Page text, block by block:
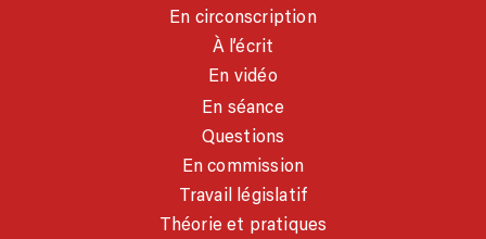
En circonscription
À l’écrit
En vidéo
En séance
Questions
En commission
Travail législatif
Théorie et pratiques